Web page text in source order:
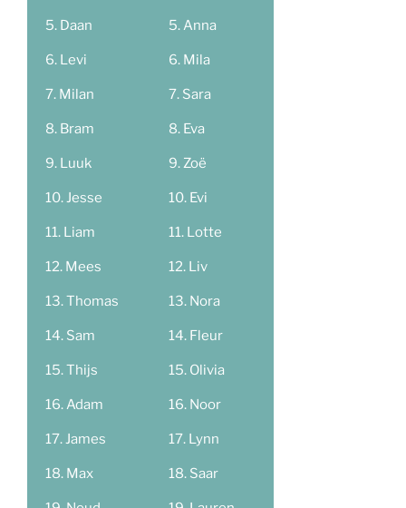
Daan
Levi
Milan
Bram
Luuk
Jesse
Liam
Mees
Thomas
Sam
Thijs
Adam
James
Max
Anna
Mila
Sara
Eva
Zoë
Evi
Lotte
Liv
Nora
Fleur
Olivia
Noor
Lynn
Saar